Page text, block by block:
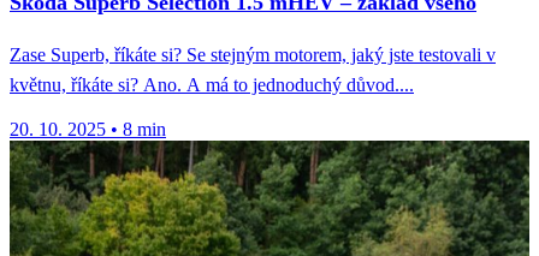
Zase Superb, říkáte si? Se stejným motorem, jaký jste testovali v
květnu, říkáte si? Ano. A má to jednoduchý důvod....
20. 10. 2025 • 8 min